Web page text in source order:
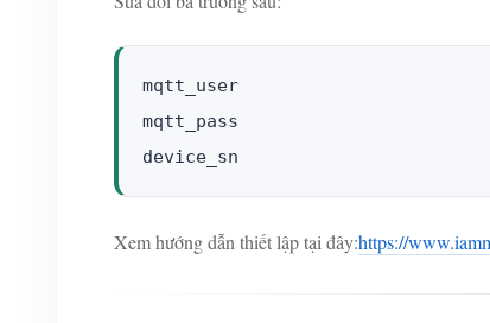
mqtt_user
mqtt_pass
device_sn
Xem hướng dẫn thiết lập tại đây:https://